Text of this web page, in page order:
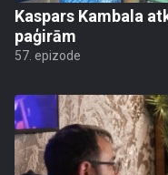
Kaspars Kambala
paģirām
57. epizode